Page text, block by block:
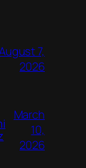
7,
2026
March
10,
2026